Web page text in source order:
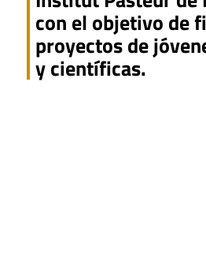
con el objetivo de
proyectos de
y científicas.